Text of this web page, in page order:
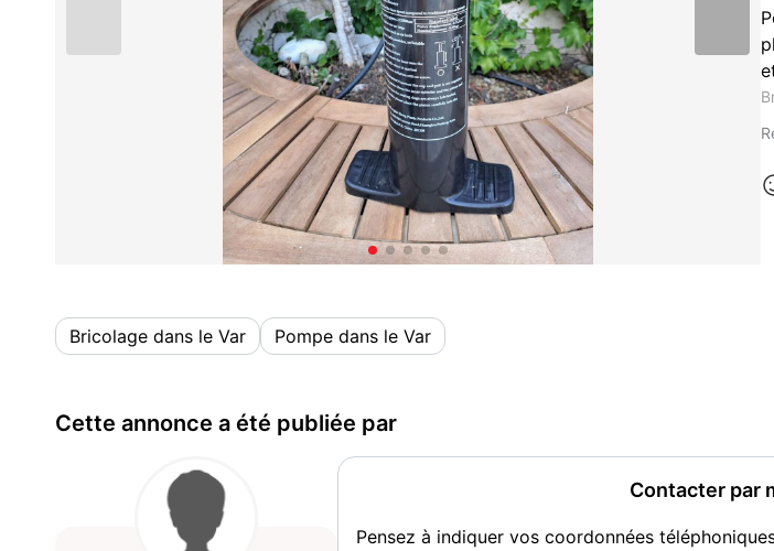
Bricolage dans le Var Pompe dans le Var
Cette annonce a été publiée par
Contacter par
Pensez à indiquer vos coordonnées